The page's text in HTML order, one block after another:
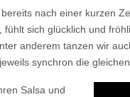
nach einer kurzen
fühlt sich glücklich und
anderem tanzen wir
synchron die
Salsa und